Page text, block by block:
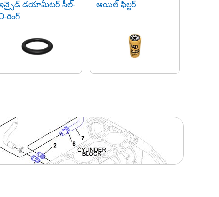
డయామీటర్ సీల్-
రింగ్
ఆయిల్ ఫిల్టర్